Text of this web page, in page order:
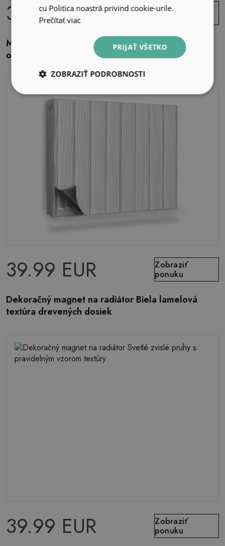
39.99 EUR
Zobraziť
Magnetický kryt na radiátor Kovové dekorácie,
ozdobné ozdoby
39.99 EUR
Zobraziť
ponuku
Dekoračný magnet na radiátor Biela lamelová
textúra drevených dosiek
39.99 EUR
Zobraziť
ponuku
cu Politica noastră privind cookie-urile.
Prečítať viac
PRIJAŤ VŠETKO
ZOBRAZIŤ PODROBNOSTI